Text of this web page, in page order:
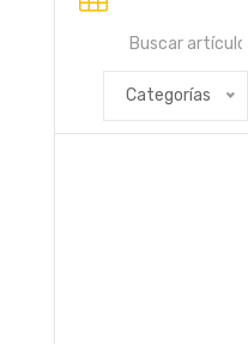
Categorías